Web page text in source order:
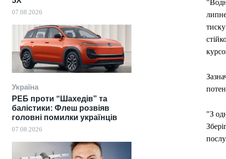
07.08.2026
Україна
РЕБ проти “Шахедів” та
балістики: Флеш розвіяв
головні помилки українців
07.08.2026
"З